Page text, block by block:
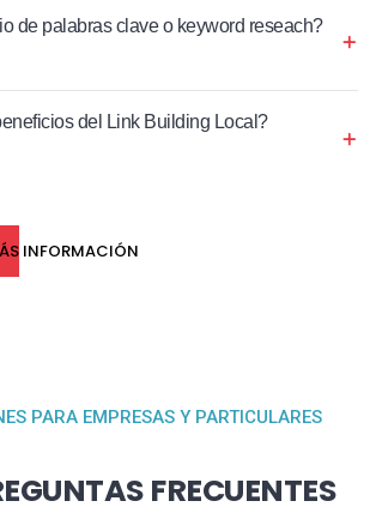
de palabras clave o keyword reseach?
del Link Building Local?
INFORMACIÓN
PARA EMPRESAS Y PARTICULARES
FRECUENTES